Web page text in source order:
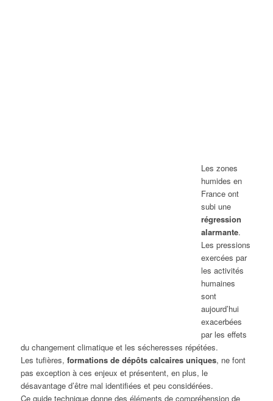
Les zones
humides en
France ont
subi une
régression
alarmante.
Les pressions
exercées par
les activités
humaines
sont
aujourd’hui
exacerbées
par les effets
du changement climatique et les sécheresses répétées.
Les tufières, formations de dépôts calcaires uniques, ne font
pas exception à ces enjeux et présentent, en plus, le
désavantage d’être mal identifiées et peu considérées.
Ce guide technique donne des éléments de compréhension de